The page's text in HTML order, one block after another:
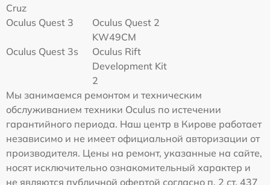
Cruz
Oculus Quest 3
Oculus Quest 2
KW49CM
Oculus Quest 3s
Oculus Rift
Development Kit
2
Мы занимаемся ремонтом и техническим
обслуживанием техники Oculus по истечении
гарантийного периода. Наш центр в Кирове работает
независимо и не имеет официальной авторизации от
производителя. Цены на ремонт, указанные на сайте,
носят исключительно ознакомительный характер и
не являются публичной офертой согласно п. 2 ст. 437